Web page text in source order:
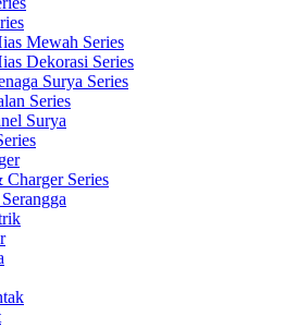
Mewah Series
Dekorasi Series
Surya Series
Series
Surya
Charger Series